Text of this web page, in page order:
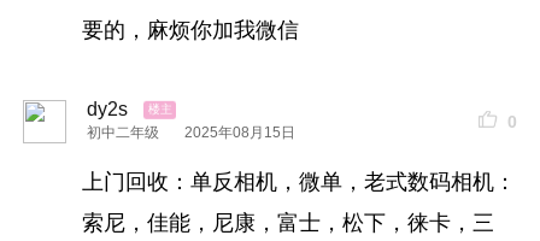
要的，麻烦你加我微信
dy2s
初中二年级 2025年08月15日
0
上门回收：单反相机，微单，老式数码相机：
索尼，佳能，尼康，富士，松下，徕卡，三